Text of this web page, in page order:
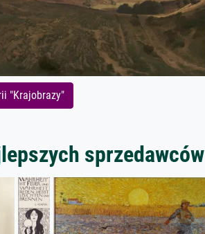
"Krajobrazy"
sprzedawców